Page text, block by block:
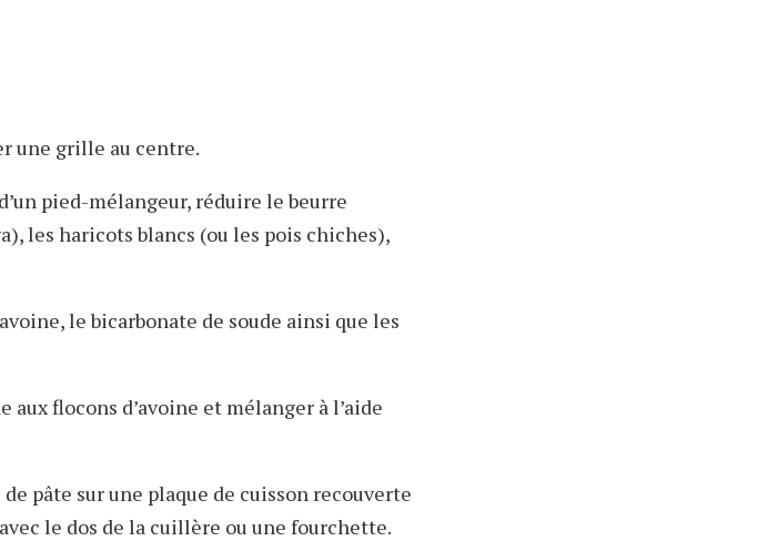
une grille au centre.
pied-mélangeur, réduire le beurre
les haricots blancs (ou les pois chiches),
le bicarbonate de soude ainsi que les
flocons d’avoine et mélanger à l’aide
pâte sur une plaque de cuisson recouverte
le dos de la cuillère ou une fourchette.